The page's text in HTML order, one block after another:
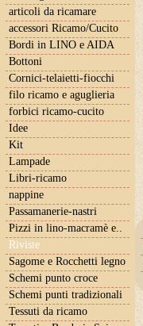
articoli da ricamare
accessori Ricamo/Cucito
Bordi in LINO e AIDA
Bottoni
Cornici-telaietti-fiocchi
filo ricamo e aguglieria
forbici ricamo-cucito
Idee
Kit
Lampade
Libri-ricamo
nappine
Passamanerie-nastri
Pizzi in lino-macramè e..
Riviste
Sagome e Rocchetti legno
Schemi punto croce
Schemi punti tradizionali
Tessuti da ricamo